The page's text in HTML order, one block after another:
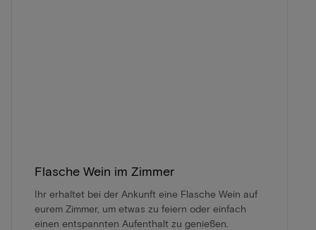
Flasche Wein im Zimmer
Ihr erhaltet bei der Ankunft eine Flasche Wein auf
eurem Zimmer, um etwas zu feiern oder einfach
einen entspannten Aufenthalt zu genießen.